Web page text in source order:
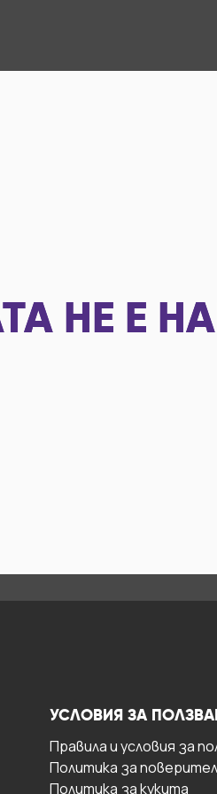
НЕ Е
УСЛОВИЯ ЗА
Правила и условия за
Политика за
Политика за кукита